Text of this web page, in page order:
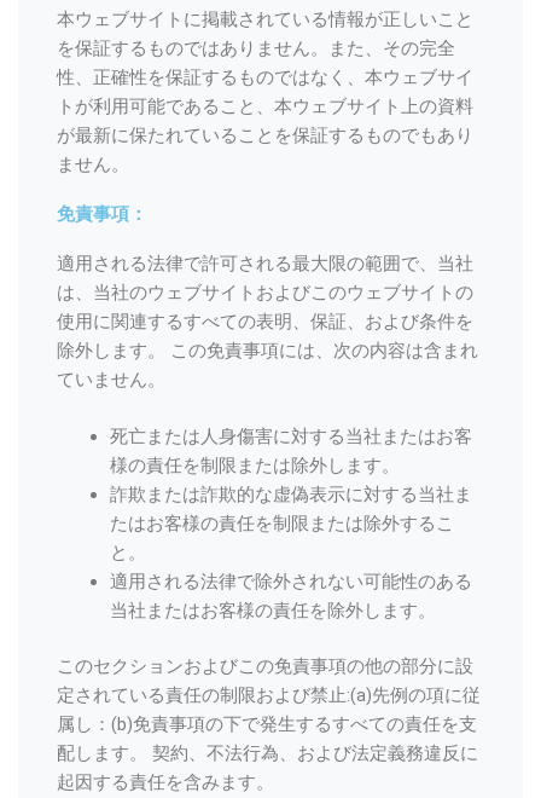
本ウェブサイトに掲載されている情報が正しいこと
を保証するものではありません。また、その完全
性、正確性を保証するものではなく、本ウェブサイ
トが利用可能であること、本ウェブサイト上の資料
が最新に保たれていることを保証するものでもあり
ません。
免責事項：
適用される法律で許可される最大限の範囲で、当社
は、当社のウェブサイトおよびこのウェブサイトの
使用に関連するすべての表明、保証、および条件を
除外します。 この免責事項には、次の内容は含まれ
ていません。
死亡または人身傷害に対する当社またはお客
様の責任を制限または除外します。
詐欺または詐欺的な虚偽表示に対する当社ま
たはお客様の責任を制限または除外するこ
と。
適用される法律で除外されない可能性のある
当社またはお客様の責任を除外します。
このセクションおよびこの免責事項の他の部分に設
定されている責任の制限および禁止:(a)先例の項に従
属し：(b)免責事項の下で発生するすべての責任を支
配します。 契約、不法行為、および法定義務違反に
起因する責任を含みます。